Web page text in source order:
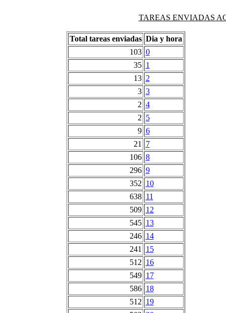
TAREAS ENVIADAS
Total tareas enviadas Dia y hora
103 0
35 1
13 2
3 3
2 4
2 5
9 6
21
7
106 8
296 9
352 10
638 11
509 12
545 13
246 14
241
15
512 16
549 17
586 18
512 19